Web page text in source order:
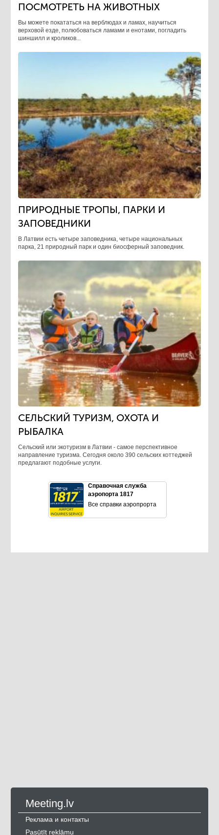
ПОСМОТРЕТЬ НА ЖИВОТНЫХ
Вы можете покататься на верблюдах и ламах, научиться
верховой езде, полюбоваться ламами и енотами, погладить
шиншилл и кроликов...
ПРИРОДНЫЕ ТРОПЫ, ПАРКИ И
ЗАПОВЕДНИКИ
В Латвии есть четыре заповедника, четыре национальных
парка, 21 природный парк и один биосферный заповедник.
СЕЛЬСКИЙ ТУРИЗМ, ОХОТА И
РЫБАЛКА
Сельский или экотуризм в Латвии - самое перспективное
направление туризма. Сегодня около 390 сельских коттеджей
предлагают подобные услуги.
Справочная служба
аэропорта 1817
Все справки аэропрорта
Meeting.lv
Реклама и контакты
Pasūtīt reklāmu